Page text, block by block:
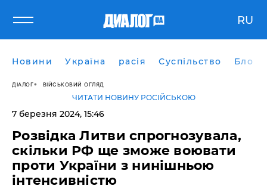
RU
Новини Україна расія Суспільство Блоги
ДІАЛОГ ВІЙСЬКОВИЙ ОГЛЯД
ЧИТАТИ НОВИНУ РОСІЙСЬКОЮ
7 березня 2024, 15:46
Розвідка Литви спрогнозувала,
скільки РФ ще зможе воювати
проти України з нинішньою
інтенсивністю